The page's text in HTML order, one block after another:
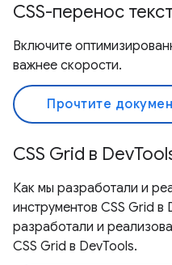
CSS-перенос
Включите
важнее скорости.
Прочтите
CSS Grid в
Как мы разработали и
инструментов CSS Grid в
разработали и
CSS Grid в DevTools.